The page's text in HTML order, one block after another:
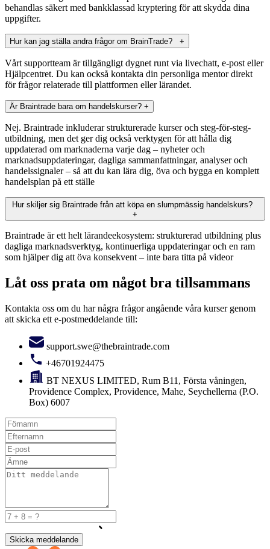
behandlas säkert med bankklassad kryptering för att skydda dina
uppgifter.
Hur kan jag ställa andra frågor om BrainTrade? +
Vårt supportteam är tillgängligt dygnet runt via livechatt, e-post eller
Hjälpcentret. Du kan också kontakta din personliga mentor direkt
för frågor relaterade till plattformen eller lärandet.
Är Braintrade bara om handelskurser? +
Nej. Braintrade inkluderar strukturerade kurser och steg-för-steg-
utbildning, men det ger dig också verktygen för att hålla dig
uppdaterad om marknaderna varje dag – nyheter och
marknadsuppdateringar, dagliga sammanfattningar, analyser och
handelssignaler – så att du kan lära dig, öva och bygga en komplett
handelsplan på ett ställe
Hur skiljer sig Braintrade från att köpa en slumpmässig handelskurs?
+
Braintrade är ett helt lärandeekosystem: strukturerad utbildning plus
dagliga marknadsverktyg, kontinuerliga uppdateringar och en ram
som hjälper dig att öva konsekvent – inte bara titta på videor
Låt oss prata om något bra tillsammans
Kontakta oss om du har några frågor angående våra kurser genom
att skicka ett e-postmeddelande till:
support.swe@thebraintrade.com
+46701924475
BT NEXUS LIMITED, Rum B11, Första våningen,
Providence Complex, Providence, Mahe, Seychellerna (P.O.
Box) 6007
Skicka meddelande